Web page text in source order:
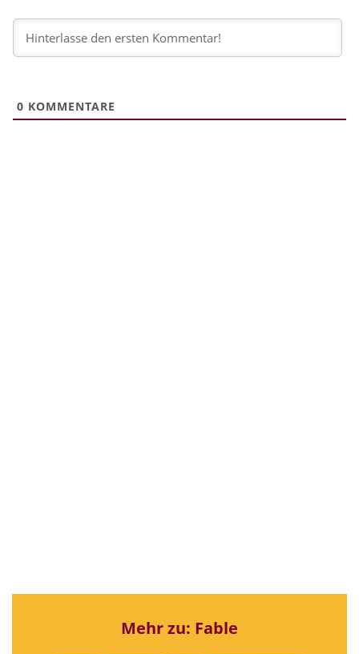
0 KOMMENTARE
Mehr zu: Fable